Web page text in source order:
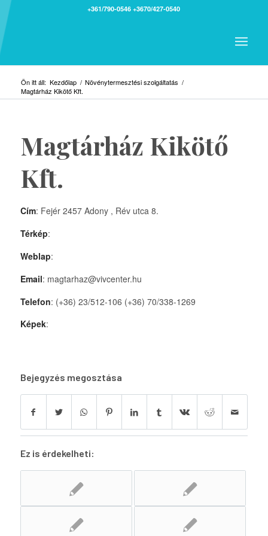
+361/790-0546 +3670/427-0540
Ön itt áll: Kezdőlap / Növénytermesztési szolgáltatás /
Magtárház Kikötő Kft.
Magtárház Kikötő
Kft.
Cím: Fejér 2457 Adony , Rév utca 8.
Térkép:
Weblap:
Email: magtarhaz@vivcenter.hu
Telefon: (+36) 23/512-106 (+36) 70/338-1269
Képek:
Bejegyzés megosztása
Ez is érdekelheti: